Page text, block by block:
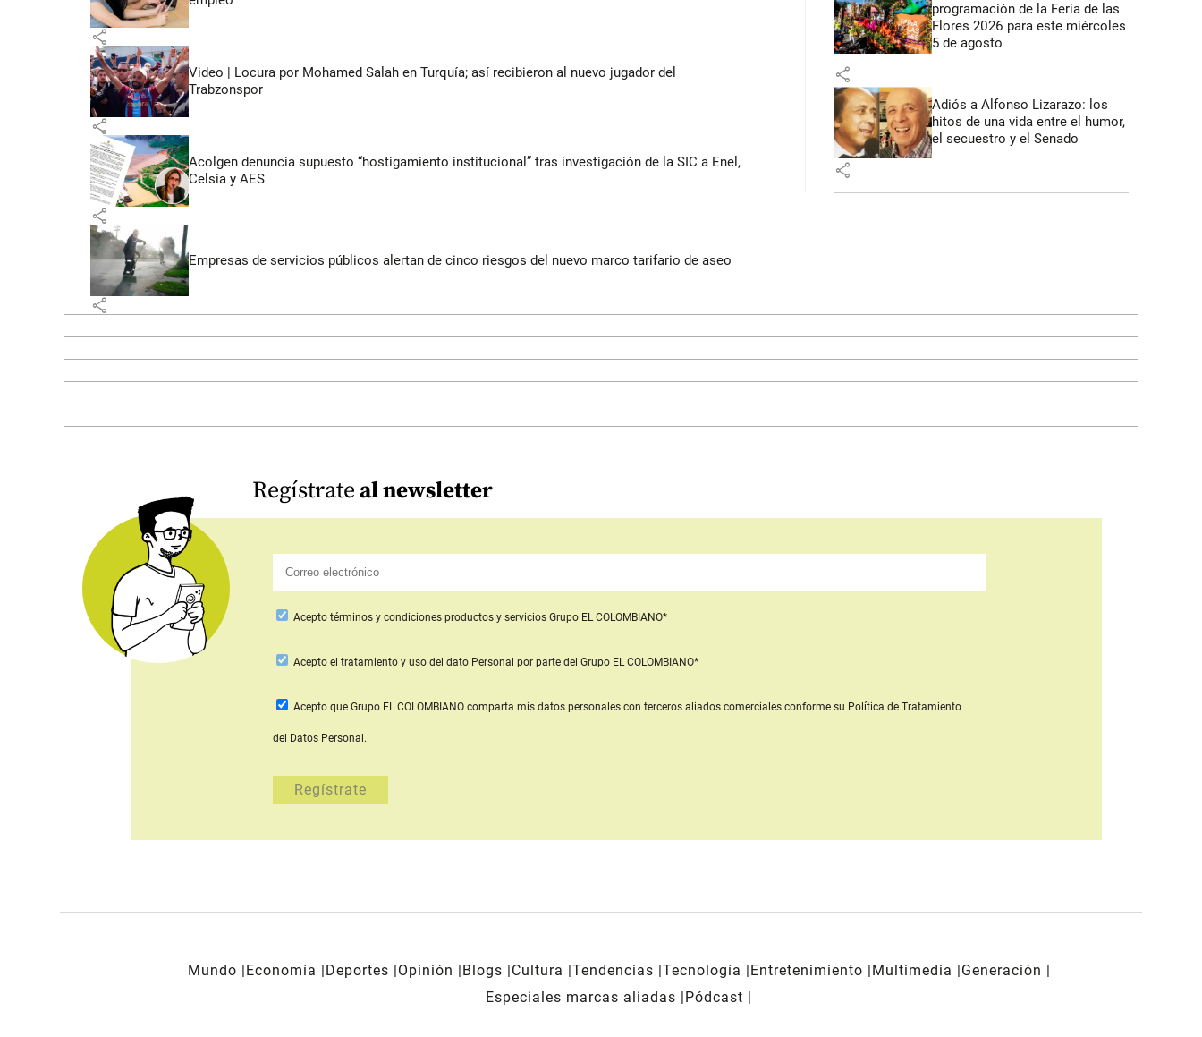
share
Video | Locura por Mohamed Salah en Turquía; así recibieron al nuevo jugador del
Trabzonspor
share
Acolgen denuncia supuesto “hostigamiento institucional” tras investigación de la SIC a Enel,
Celsia y AES
share
Empresas de servicios públicos alertan de cinco riesgos del nuevo marco tarifario de aseo
share
programación de la Feria de las
Flores 2026 para este miércoles
5 de agosto
share
Adiós a Alfonso Lizarazo: los
hitos de una vida entre el humor,
el secuestro y el Senado
share
Regístrateal newsletter
Acepto términos y condiciones productos y servicios Grupo EL COLOMBIANO*
Aceptoel tratamiento y uso del dato Personal por parte del Grupo EL COLOMBIANO*
Acepto que Grupo EL COLOMBIANO comparta mis datos personales con terceros aliados comercialesconforme su Política de Tratamiento
del Datos Personal.
Mundo Economía Deportes Opinión Blogs Cultura Tendencias Tecnología Entretenimiento Multimedia
Generación
Especiales marcas aliadas
Pódcast